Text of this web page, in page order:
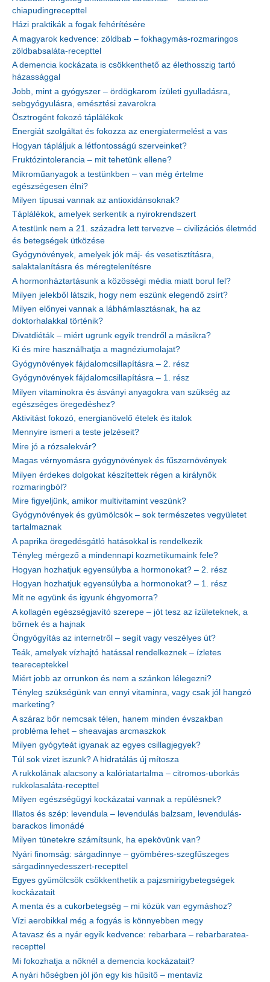
chiapudingrecepttel
Házi praktikák a fogak fehérítésére
A magyarok kedvence: zöldbab – fokhagymás-rozmaringos
zöldbabsaláta-recepttel
A demencia kockázata is csökkenthető az élethosszig tartó
házassággal
Jobb, mint a gyógyszer – ördögkarom ízületi gyulladásra,
sebgyógyulásra, emésztési zavarokra
Ösztrogént fokozó táplálékok
Energiát szolgáltat és fokozza az energiatermelést a vas
Hogyan tápláljuk a létfontosságú szerveinket?
Fruktózintolerancia – mit tehetünk ellene?
Mikroműanyagok a testünkben – van még értelme
egészségesen élni?
Milyen típusai vannak az antioxidánsoknak?
Táplálékok, amelyek serkentik a nyirokrendszert
A testünk nem a 21. századra lett tervezve – civilizációs életmód
és betegségek ütközése
Gyógynövények, amelyek jók máj- és vesetisztításra,
salaktalanításra és méregtelenítésre
A hormonháztartásunk a közösségi média miatt borul fel?
Milyen jelekből látszik, hogy nem eszünk elegendő zsírt?
Milyen előnyei vannak a lábhámlasztásnak, ha az
doktorhalakkal történik?
Divatdiéták – miért ugrunk egyik trendről a másikra?
Ki és mire használhatja a magnéziumolajat?
Gyógynövények fájdalomcsillapításra – 2. rész
Gyógynövények fájdalomcsillapításra – 1. rész
Milyen vitaminokra és ásványi anyagokra van szükség az
egészséges öregedéshez?
Aktivitást fokozó, energianövelő ételek és italok
Mennyire ismeri a teste jelzéseit?
Mire jó a rózsalekvár?
Magas vérnyomásra gyógynövények és fűszernövények
Milyen érdekes dolgokat készítettek régen a királynők
rozmaringból?
Mire figyeljünk, amikor multivitamint veszünk?
Gyógynövények és gyümölcsök – sok természetes vegyületet
tartalmaznak
A paprika öregedésgátló hatásokkal is rendelkezik
Tényleg mérgező a mindennapi kozmetikumaink fele?
Hogyan hozhatjuk egyensúlyba a hormonokat? – 2. rész
Hogyan hozhatjuk egyensúlyba a hormonokat? – 1. rész
Mit ne együnk és igyunk éhgyomorra?
A kollagén egészségjavító szerepe – jót tesz az ízületeknek, a
bőrnek és a hajnak
Öngyógyítás az internetről – segít vagy veszélyes út?
Teák, amelyek vízhajtó hatással rendelkeznek – ízletes
teareceptekkel
Miért jobb az orrunkon és nem a szánkon lélegezni?
Tényleg szükségünk van ennyi vitaminra, vagy csak jól hangzó
marketing?
A száraz bőr nemcsak télen, hanem minden évszakban
probléma lehet – sheavajas arcmaszkok
Milyen gyógyteát igyanak az egyes csillagjegyek?
Túl sok vizet iszunk? A hidratálás új mítosza
A rukkolának alacsony a kalóriatartalma – citromos-uborkás
rukkolasaláta-recepttel
Milyen egészségügyi kockázatai vannak a repülésnek?
Illatos és szép: levendula – levendulás balzsam, levendulás-
barackos limonádé
Milyen tünetekre számítsunk, ha epekövünk van?
Nyári finomság: sárgadinnye – gyömbéres-szegfűszeges
sárgadinnyedesszert-recepttel
Egyes gyümölcsök csökkenthetik a pajzsmirigybetegségek
kockázatait
A menta és a cukorbetegség – mi közük van egymáshoz?
Vízi aerobikkal még a fogyás is könnyebben megy
A tavasz és a nyár egyik kedvence: rebarbara – rebarbaratea-
recepttel
Mi fokozhatja a nőknél a demencia kockázatait?
A nyári hőségben jól jön egy kis hűsítő – mentavíz